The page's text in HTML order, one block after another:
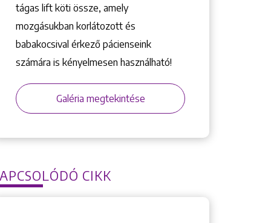
tágas lift köti össze, amely
mozgásukban korlátozott és
babakocsival érkező pácienseink
számára is kényelmesen használható!
Galéria megtekintése
CIKK